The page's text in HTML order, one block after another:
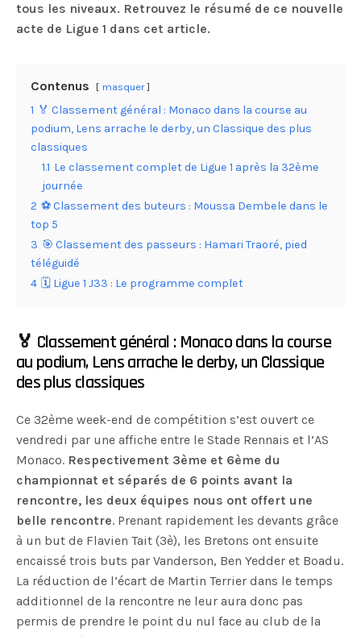
tous les niveaux. Retrouvez le résumé de ce nouvelle
acte de Ligue 1 dans cet article.
Contenus masquer
1 🏅 Classement général : Monaco dans la course au
podium, Lens arrache le derby, un Classique des plus
classiques
1.1 Le classement complet de Ligue 1 après la 32ème
journée
2 ⚽️ Classement des buteurs : Moussa Dembele dans le
top 5
3 🎯 Classement des passeurs : Hamari Traoré, pied
téléguidé
4 🗓 Ligue 1 J33 : Le programme complet
🏅 Classement général : Monaco dans la course
au podium, Lens arrache le derby, un Classique
des plus classiques
Ce 32ème week-end de compétition s’est ouvert ce
vendredi par une affiche entre le Stade Rennais et l’AS
Monaco. Respectivement 3ème et 6ème du
championnat et séparés de 6 points avant la
rencontre, les deux équipes nous ont offert une
belle rencontre. Prenant rapidement les devants grâce
à un but de Flavien Tait (3è), les Bretons ont ensuite
encaissé trois buts par Vanderson, Ben Yedder et Boadu.
La réduction de l’écart de Martin Terrier dans le temps
additionnel de la rencontre ne leur aura donc pas
permis de prendre le point du nul face au club de la